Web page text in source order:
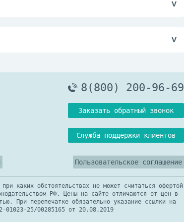
8(800) 200-96-69
Заказать обратный звонок
Служба поддержки клиентов
Пользовательское соглашение
каких обстоятельствах не может считаться офертой
РФ. Цены на сайте отличаются от цен в
При перепечатке обязательно указание ссылки на
01023-25/00285165 от 20.08.2019